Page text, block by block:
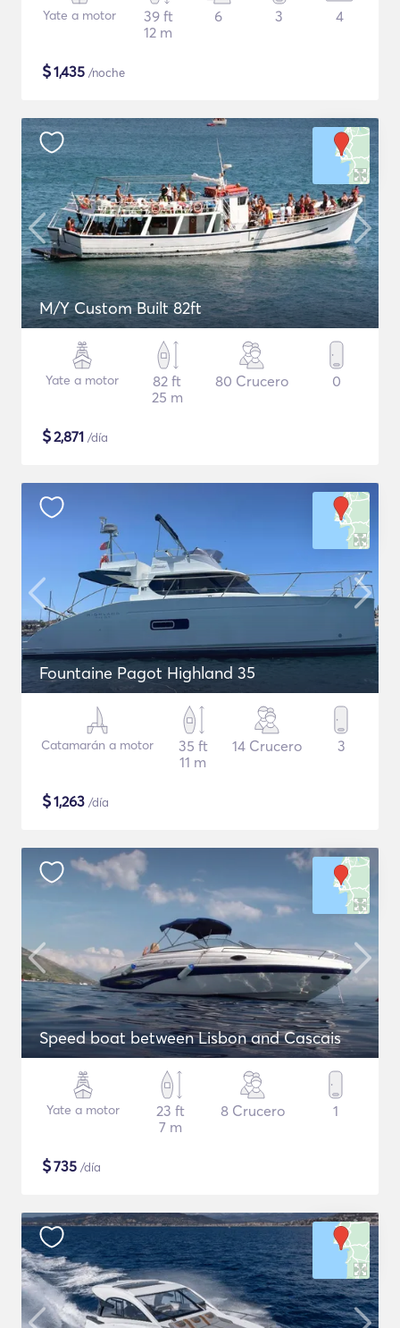
Yate a motor
39 ft
12 m
6 3 4
$1,435 /noche
M/Y Custom Built 82ft
Yate a motor
82 ft
25 m
80 Crucero 0
$2,871 /día
Fountaine Pagot Highland 35
Catamarán a motor
35 ft
11 m
14 Crucero 3
$1,263 /día
Speed boat between Lisbon and Cascais
Yate a motor
23 ft
7 m
8 Crucero 1
$735 /día